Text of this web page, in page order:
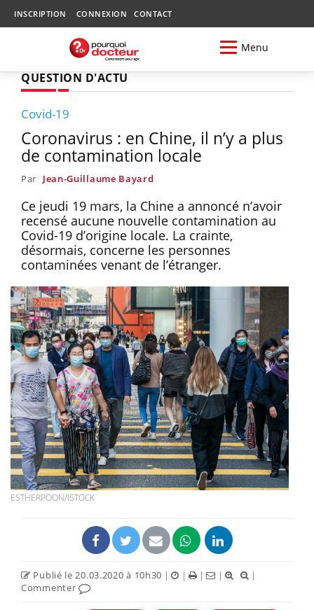
INSCRIPTION CONNEXION CONTACT
Menu
QUESTION D'ACTU
Covid-19
Coronavirus : en Chine, il n’y a plus
de contamination locale
Par Jean-Guillaume Bayard
Ce jeudi 19 mars, la Chine a annoncé n’avoir
recensé aucune nouvelle contamination au
Covid-19 d’origine locale. La crainte,
désormais, concerne les personnes
contaminées venant de l’étranger.
ESTHERPOON/ISTOCK
Publié le 20.03.2020 à 10h30 | | | |
|
Commenter